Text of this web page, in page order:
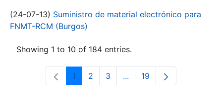
(24-07-13) Suministro de material electrónico para
FNMT-RCM (Burgos)
Showing 1 to 10 of 184 entries.
Page
1 Page
2 Page
3 ...Intermediate Pages Use
Page
19